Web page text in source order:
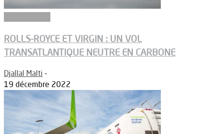
ROLLS-ROYCE ET VIRGIN : UN VOL
TRANSATLANTIQUE NEUTRE EN CARBONE
Djallal Malti -
19 décembre 2022